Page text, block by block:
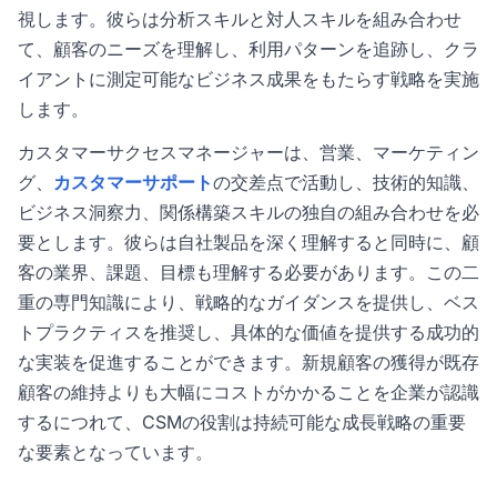
視します。彼らは分析スキルと対人スキルを組み合わせ
て、顧客のニーズを理解し、利用パターンを追跡し、クラ
イアントに測定可能なビジネス成果をもたらす戦略を実施
します。
カスタマーサクセスマネージャーは、営業、マーケティン
グ、 カスタマーサポートの交差点で活動し、技術的知識、
ビジネス洞察力、関係構築スキルの独自の組み合わせを必
要とします。彼らは自社製品を深く理解すると同時に、顧
客の業界、課題、目標も理解する必要があります。この二
重の専門知識により、戦略的なガイダンスを提供し、ベス
トプラクティスを推奨し、具体的な価値を提供する成功的
な実装を促進することができます。新規顧客の獲得が既存
顧客の維持よりも大幅にコストがかかることを企業が認識
するにつれて、CSMの役割は持続可能な成長戦略の重要
な要素となっています。